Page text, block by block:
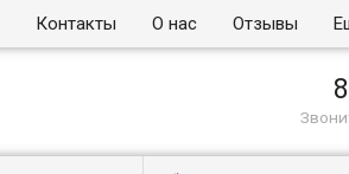
Контакты О нас Отзывы